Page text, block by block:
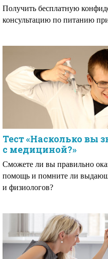
Получить бесплатную
консультацию по питанию
Тест «Насколько вы
с медициной?»
Сможете ли вы правильно
помощь и помните ли
и физиологов?